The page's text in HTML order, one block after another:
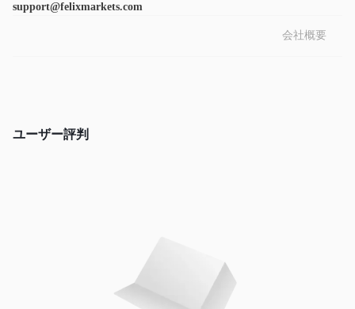
料は不明です。
support@felixmarkets.com
会社概要
ユーザー評判